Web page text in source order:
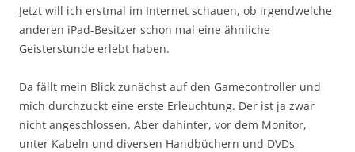
Jetzt will ich erstmal im Internet schauen, ob irgendwelche
anderen iPad-Besitzer schon mal eine ähnliche
Geisterstunde erlebt haben.
Da fällt mein Blick zunächst auf den Gamecontroller und
mich durchzuckt eine erste Erleuchtung. Der ist ja zwar
nicht angeschlossen. Aber dahinter, vor dem Monitor,
unter Kabeln und diversen Handbüchern und DVDs